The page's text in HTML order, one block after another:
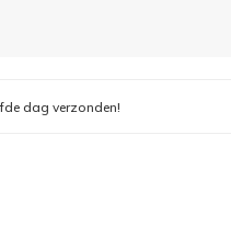
dag verzonden!